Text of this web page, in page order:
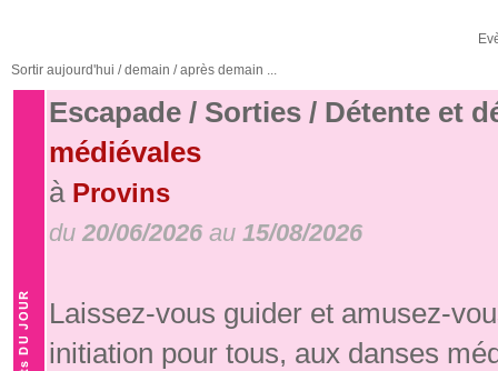
Sortir aujourd'hui / demain / après demain ...
Escapade / Sorties / Détente et
médiévales
à Provins
du 20/06/2026 au 15/08/2026
Laissez-vous guider et amusez-
initiation pour tous, aux danses